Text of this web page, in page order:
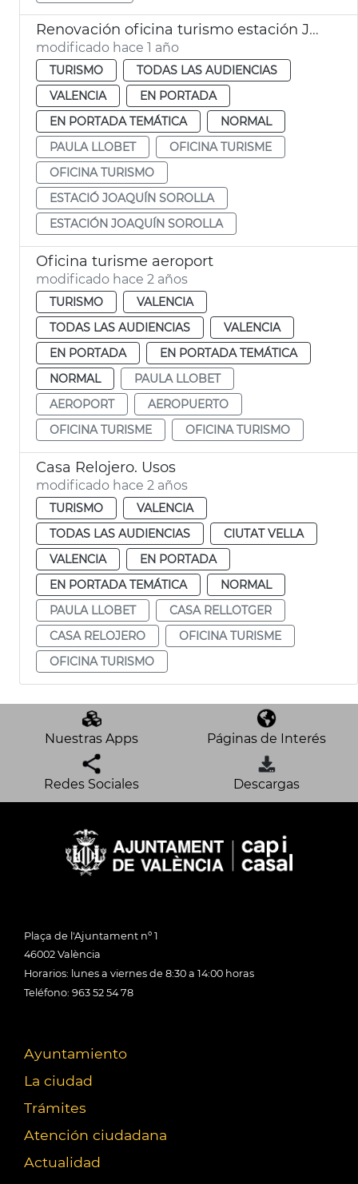
Renovación oficina turismo estación Joaquín Sorolla València
modificado hace 1 año
TURISMO
TODAS LAS AUDIENCIAS
VALENCIA
EN PORTADA
EN PORTADA TEMÁTICA
NORMAL
PAULA LLOBET
OFICINA TURISME
OFICINA TURISMO
ESTACIÓ JOAQUÍN SOROLLA
ESTACIÓN JOAQUÍN SOROLLA
Oficina turisme aeroport
modificado hace 2 años
TURISMO
VALENCIA
TODAS LAS AUDIENCIAS
VALENCIA
EN PORTADA
EN PORTADA TEMÁTICA
NORMAL
PAULA LLOBET
AEROPORT
AEROPUERTO
OFICINA TURISME
OFICINA TURISMO
Casa Relojero. Usos
modificado hace 2 años
TURISMO
VALENCIA
TODAS LAS AUDIENCIAS
CIUTAT VELLA
VALENCIA
EN PORTADA
EN PORTADA TEMÁTICA
NORMAL
PAULA LLOBET
CASA RELLOTGER
CASA RELOJERO
OFICINA TURISME
OFICINA TURISMO
Nuestras Apps Páginas de Interés
Redes Sociales Descargas
Plaça de l'Ajuntament nº 1
46002 València
Horarios: lunes a viernes de 8:30 a 14:00 horas
Teléfono: 963 52 54 78
Ayuntamiento
La ciudad
Trámites
Atención ciudadana
Actualidad